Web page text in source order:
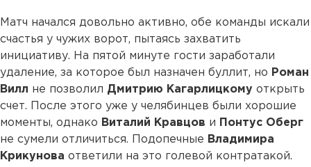
Матч начался довольно активно, обе команды искали
счастья у чужих ворот, пытаясь захватить
инициативу. На пятой минуте гости заработали
удаление, за которое был назначен буллит, но Роман
Вилл не позволил Дмитрию Кагарлицкому открыть
счет. После этого уже у челябинцев были хорошие
моменты, однако Виталий Кравцов и
Понтус Оберг
не сумели отличиться. Подопечные Владимира
Крикунова ответили на это голевой контратакой.